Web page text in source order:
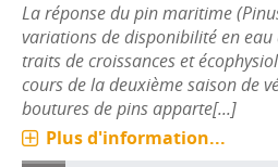
La réponse du pin maritime
variations de disponibilité en eau
traits de croissances et
cours de la deuxième saison de
boutures de pins apparte[...]
Plus d'information...